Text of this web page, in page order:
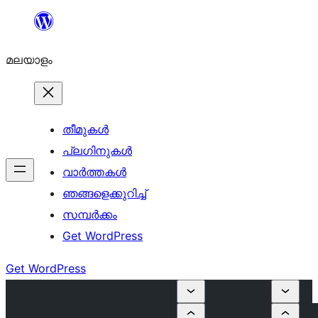
ഉള്ളടക്കത്തിലേക്ക്
മലയാളം
തീമുകൾ
പ്ലഗിനുകൾ
വാര്‍ത്തകള്‍
ഞങ്ങളെക്കുറിച്ച്
സമ്പര്‍ക്കം
Get WordPress
Get WordPress